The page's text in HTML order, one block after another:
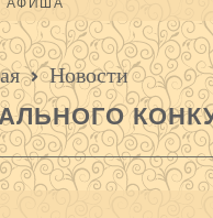
АФИША
Новости